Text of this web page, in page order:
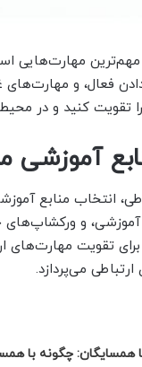
مهم‌ترین مهارت‌هایی
دادن فعال، و
تقویت کنید و در
آموزشی
انتخاب منابع
آموزشی، و
تقویت مهارت‌های
می‌پردازد.
همسایگان: چگونه با